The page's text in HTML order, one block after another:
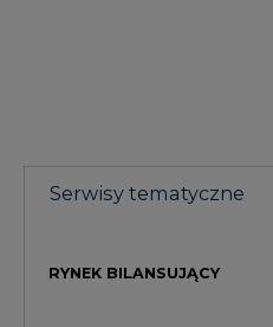
Serwisy tematyczne
RYNEK BILANSUJĄCY